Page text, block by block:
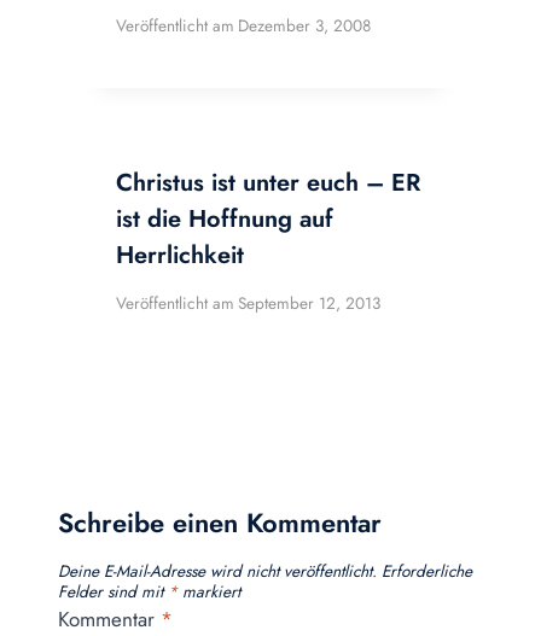
Veröffentlicht am Dezember 3, 2008
Christus ist unter euch – ER
ist die Hoffnung auf
Herrlichkeit
Veröffentlicht am September 12, 2013
Schreibe einen Kommentar
Deine E-Mail-Adresse wird nicht veröffentlicht. Erforderliche
Felder sind mit *markiert
Kommentar *